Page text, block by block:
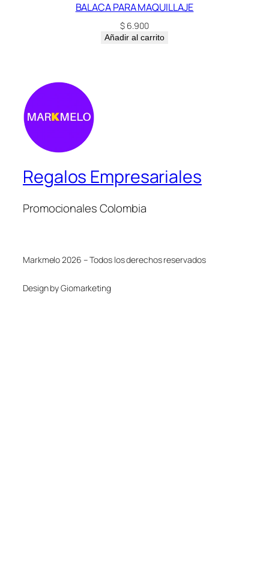
BALACA PARA MAQUILLAJE
$ 6.900
Añadir al carrito
Regalos Empresariales
Promocionales Colombia
Markmelo 2026 – Todos los derechos reservados
Design by Giomarketing